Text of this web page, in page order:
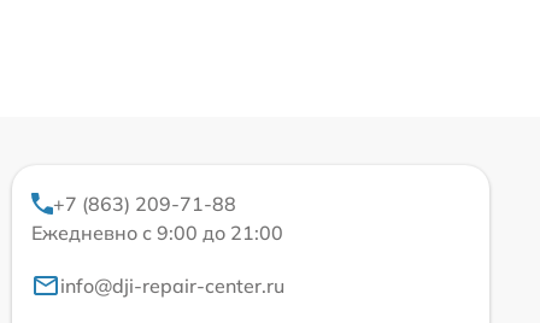
+7 (863) 209-71-88
Ежедневно с 9:00 до 21:00
info@dji-repair-center.ru